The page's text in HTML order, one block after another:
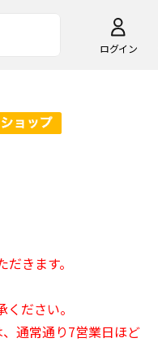
ログイン
きます。
ださい。
通常通り7営業日ほど